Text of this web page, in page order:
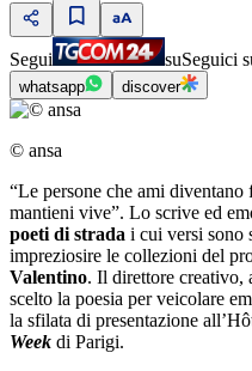
Segui suSeguici
whatsapp discover
© ansa
“Le persone che ami diventano
mantieni vive”. Lo scrive ed
poeti di strada i cui versi sono
impreziosire le collezioni del
Valentino. Il direttore creativo,
scelto la poesia per veicolare
la sfilata di presentazione
Week di Parigi.